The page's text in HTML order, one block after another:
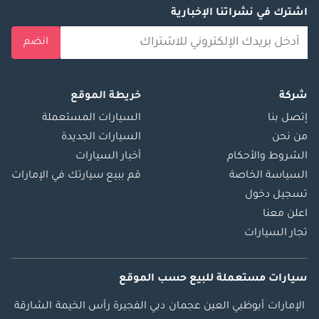
اشترك في نشراتنا الإخبارية
انضم
شركة
إتصل بنا
من نحن
الشروط والأحكام
السياسة الخاصة
تسجيل دخول
اعلن معنا
تجار السيارات
خريطة الموقع
السيارات المستعملة
السيارات الجديدة
أخبار السيارات
قم ببيع سيارتك في الإمارات
سيارات مستعملة للبيع حسب الموقع
الإمارات أبوظبي العين عجمان دبي الفجيرة رأس الخيمة الشارقة